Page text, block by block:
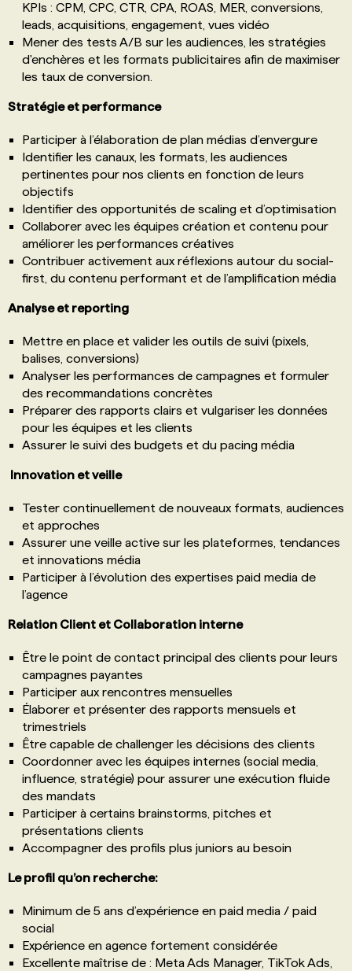
KPIs : CPM, CPC, CTR, CPA, ROAS, MER, conversions,
leads, acquisitions, engagement, vues vidéo
Mener des tests A/B sur les audiences, les stratégies
d'enchères et les formats publicitaires afin de maximiser
les taux de conversion.
Stratégie et performance
Participer à l’élaboration de plan médias d’envergure
Identifier les canaux, les formats, les audiences
pertinentes pour nos clients en fonction de leurs
objectifs
Identifier des opportunités de scaling et d’optimisation
Collaborer avec les équipes création et contenu pour
améliorer les performances créatives
Contribuer activement aux réflexions autour du social-
first, du contenu performant et de l’amplification média
Analyse et reporting
Mettre en place et valider les outils de suivi (pixels,
balises, conversions)
Analyser les performances de campagnes et formuler
des recommandations concrètes
Préparer des rapports clairs et vulgariser les données
pour les équipes et les clients
Assurer le suivi des budgets et du pacing média
Innovation et veille
Tester continuellement de nouveaux formats, audiences
et approches
Assurer une veille active sur les plateformes, tendances
et innovations média
Participer à l’évolution des expertises paid media de
l’agence
Relation Client et Collaboration interne
Être le point de contact principal des clients pour leurs
campagnes payantes
Participer aux rencontres mensuelles
Élaborer et présenter des rapports mensuels et
trimestriels
Être capable de challenger les décisions des clients
Coordonner avec les équipes internes (social media,
influence, stratégie) pour assurer une exécution fluide
des mandats
Participer à certains brainstorms, pitches et
présentations clients
Accompagner des profils plus juniors au besoin
Le profil qu’on recherche:
Minimum de 5 ans d’expérience en paid media / paid
social
Expérience en agence fortement considérée
Excellente maîtrise de : Meta Ads Manager, TikTok Ads,